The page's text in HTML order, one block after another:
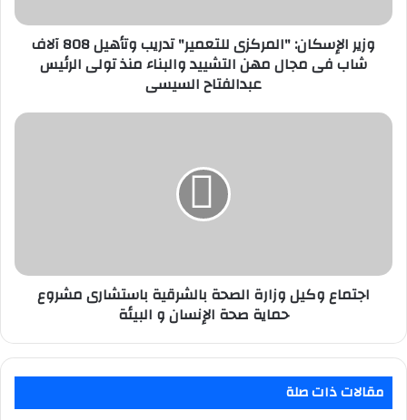
شاب
مجال
والبناء
وزير الإسكان: "المركزى للتعمير" تدريب وتأهيل 808 آلاف
شاب فى مجال مهن التشييد والبناء منذ تولى الرئيس
عبدالفتاح السيسى
اجتماع
صحة
الإنساناجتماع وكيل وزارة الصحة بالشرقية باستشارى مشروع
حماية صحة الإنسان و البيئة
مقالات ذات صلة